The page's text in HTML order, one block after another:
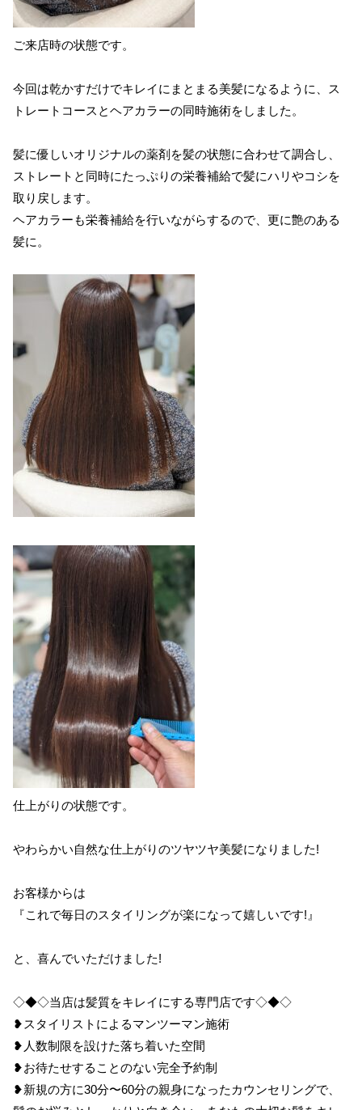
ご来店時の状態です。
今回は乾かすだけでキレイにまとまる美髪になるように、ス
トレートコースとヘアカラーの同時施術をしました。
髪に優しいオリジナルの薬剤を髪の状態に合わせて調合し、
ストレートと同時にたっぷりの栄養補給で髪にハリやコシを
取り戻します。
ヘアカラーも栄養補給を行いながらするので、更に艶のある
髪に。
仕上がりの状態です。
やわらかい自然な仕上がりのツヤツヤ美髪になりました!
お客様からは
『これで毎日のスタイリングが楽になって嬉しいです!』
と、喜んでいただけました!
◇◆◇当店は髪質をキレイにする専門店です◇◆◇
❥スタイリストによるマンツーマン施術
❥人数制限を設けた落ち着いた空間
❥お待たせすることのない完全予約制
❥新規の方に30分〜60分の親身になったカウンセリングで、